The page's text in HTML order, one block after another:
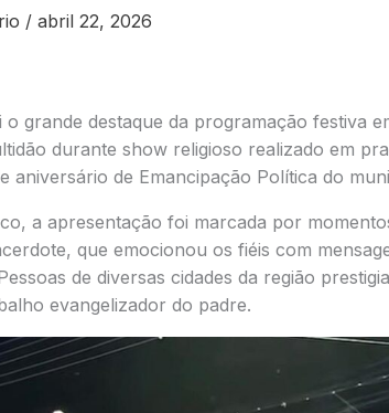
/ abril 22, 2026
grande destaque da programação festiva
durante show religioso realizado em
aniversário de Emancipação Política do
a apresentação foi marcada por
que emocionou os fiéis com
de diversas cidades da região
evangelizador do padre.